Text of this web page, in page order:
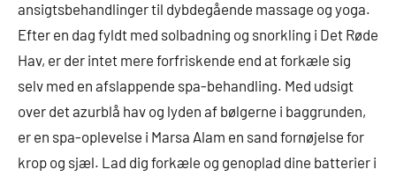
ansigtsbehandlinger til dybdegående massage og yoga.
Efter en dag fyldt med solbadning og snorkling i Det Røde
Hav, er der intet mere forfriskende end at forkæle sig
selv med en afslappende spa-behandling. Med udsigt
over det azurblå hav og lyden af bølgerne i baggrunden,
er en spa-oplevelse i Marsa Alam en sand fornøjelse for
krop og sjæl. Lad dig forkæle og genoplad dine batterier i